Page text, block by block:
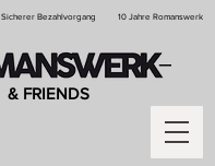
Sicherer Bezahlvorgang 10 Jahre Romanswerk
& FRIENDS